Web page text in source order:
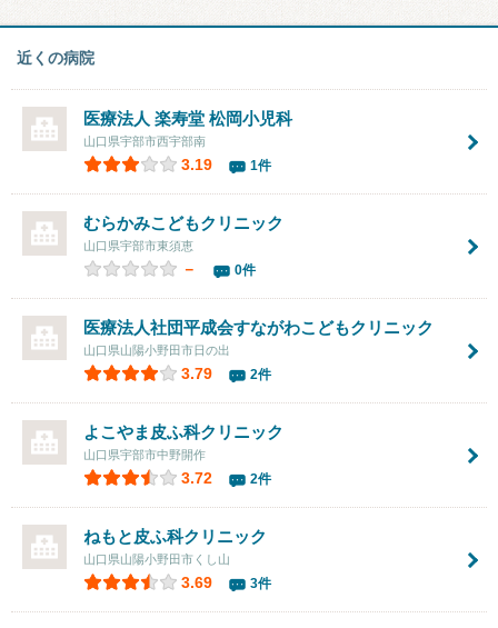
近くの病院
医療法人 楽寿堂 松岡小児科
山口県宇部市西宇部南
3.19 1件
むらかみこどもクリニック
山口県宇部市東須恵
－ 0件
医療法人社団平成会すながわこどもクリニック
山口県山陽小野田市日の出
3.79 2件
よこやま皮ふ科クリニック
山口県宇部市中野開作
3.72 2件
ねもと皮ふ科クリニック
山口県山陽小野田市くし山
3.69 3件